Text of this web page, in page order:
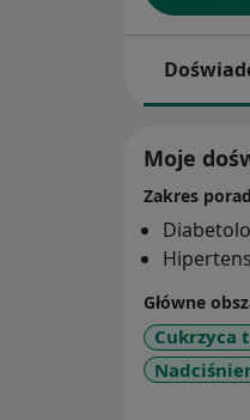
Moje
Zakres porad
Główne
Cukrzyca